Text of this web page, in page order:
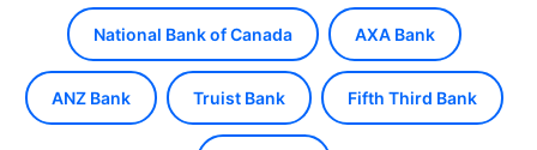
National Bank of Canada AXA Bank
ANZ Bank Truist Bank Fifth Third Bank